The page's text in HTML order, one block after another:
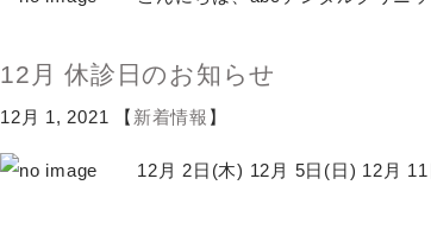
12月 休診日のお知らせ
12月 1, 2021 【 新着情報 】
12月 2日(木) 12月 5日(日) 12月